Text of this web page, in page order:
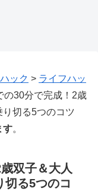
ック > ライフハッ
の30分で完成！2歳
切る5つのコツ
す。
双子＆大人
切る5つのコ